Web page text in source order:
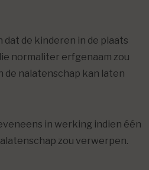
de kinderen in de plaats
normaliter erfgenaam zou
de nalatenschap kan laten
in werking indien één
zou verwerpen.